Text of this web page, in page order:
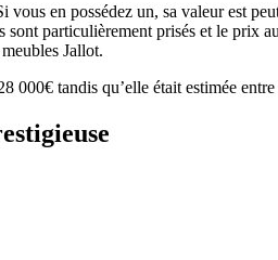
en possédez un, sa valeur est
particulièrement prisés et le prix
Jallot.
000€ tandis qu’elle était estimée